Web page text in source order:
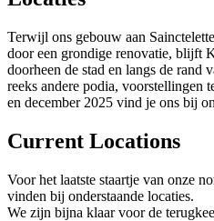
Terwijl ons gebouw aan
door een grondige renovatie, blijft
doorheen de stad en langs de rand
reeks andere podia, voorstellingen
en december 2025 vind je ons bij
Current Locations
Voor het laatste staartje van onze
vinden bij onderstaande locaties.
We zijn bijna klaar voor de